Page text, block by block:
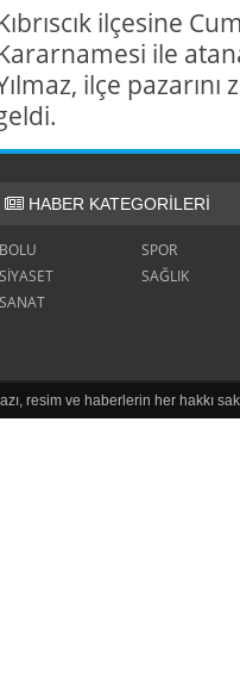
ilçesine
ile
ilçe
HABER KATEGORİLERİ
BOLU
SPOR
SİYASET
SAĞLIK
SANAT
resim ve haberlerin her hakkı